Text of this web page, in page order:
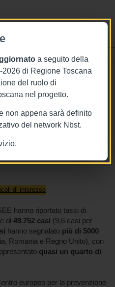
a seguito della
di Regione Toscana
del ruolo di
nel progetto.
non appena sarà definito
del network Nbst.
in calo i casi,
gli obiettivi fissati
OMS
di interesse
hanno riportato tassi di
di 49.752 casi (9,6 casi per
hanno segnalato più di 5000
Romania e Regno Unito), con
quasi un quarto di
europeo per la prevenzione